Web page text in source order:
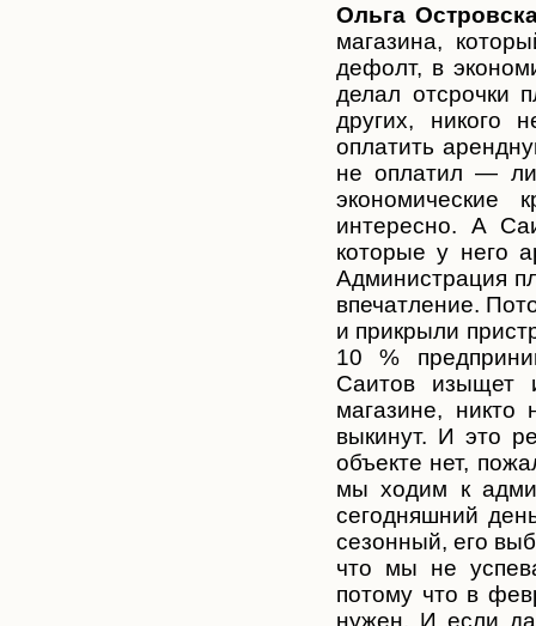
Ольга
магазина,
дефолт, в
делал отсрочки
других, никого
оплатить
не оплатил —
интересно. А
которые у него
Администрация
впечатление.
и прикрыли
10 %
Саитов изыщет
магазине, никто
выкинут. И это
объекте нет,
мы ходим к
сегодняшний
сезонный, его
что мы не
потому что в
нужен. И если